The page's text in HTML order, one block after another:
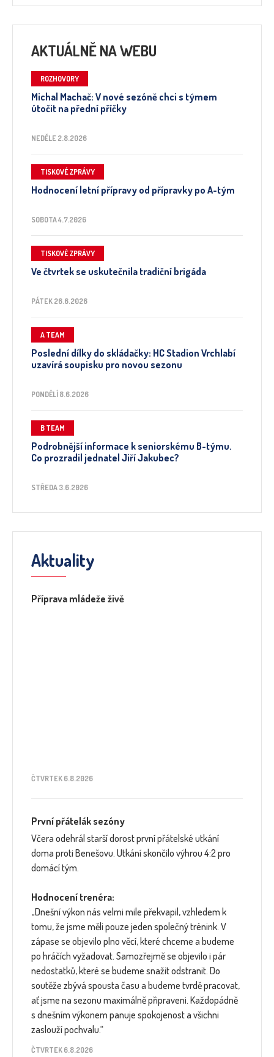
AKTUÁLNĚ NA WEBU
ROZHOVORY
Michal Machač: V nové sezóně chci s týmem
útočit na přední příčky
NEDĚLE 2.8.2026
TISKOVÉ ZPRÁVY
Hodnocení letní přípravy od přípravky po A-tým
SOBOTA 4.7.2026
TISKOVÉ ZPRÁVY
Ve čtvrtek se uskutečnila tradiční brigáda
PÁTEK 26.6.2026
A TEAM
Poslední dílky do skládačky: HC Stadion Vrchlabí
uzavírá soupisku pro novou sezonu
PONDĚLÍ 8.6.2026
B TEAM
Podrobnější informace k seniorskému B-týmu.
Co prozradil jednatel Jiří Jakubec?
STŘEDA 3.6.2026
Aktuality
Příprava mládeže živě
ČTVRTEK 6.8.2026
První přátelák sezóny
Včera odehrál starší dorost první přátelské utkání
doma proti Benešovu. Utkání skončilo výhrou 4:2 pro
domácí tým.
Hodnocení trenéra:
„Dnešní výkon nás velmi mile překvapil, vzhledem k
tomu, že jsme měli pouze jeden společný trénink. V
zápase se objevilo plno věcí, které chceme a budeme
po hráčích vyžadovat. Samozřejmě se objevilo i pár
nedostatků, které se budeme snažit odstranit. Do
soutěže zbývá spousta času a budeme tvrdě pracovat,
ať jsme na sezonu maximálně připraveni. Každopádně
s dnešním výkonem panuje spokojenost a všichni
zaslouží pochvalu.“
ČTVRTEK 6.8.2026